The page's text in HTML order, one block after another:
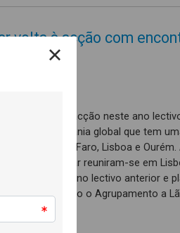
volta à acção com
de novo em acção neste ano
para a cidadania global que tem
Covilhã, Faro, Lisboa e
EDxperimentar reuniram-se em
do ano lectivo anterior e
são o Agrupamento a
Palmeiras.